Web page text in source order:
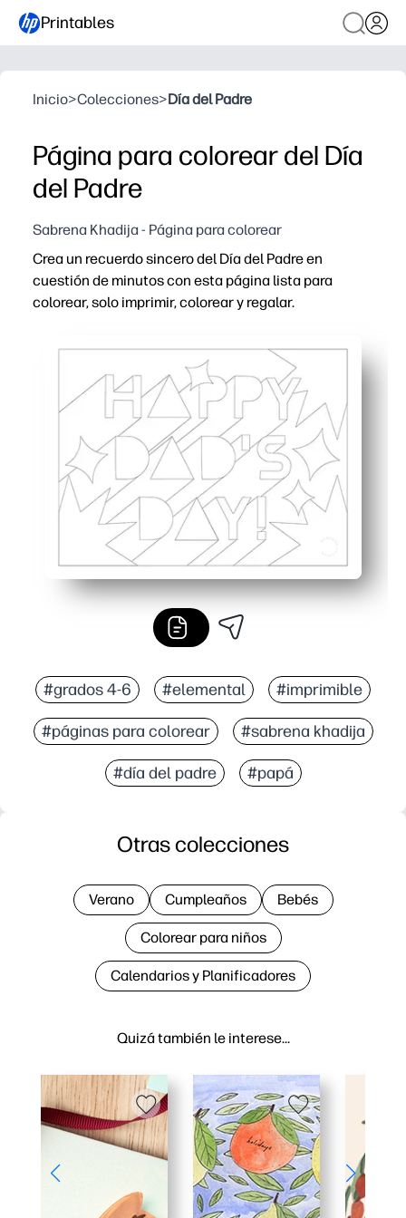
Printables
Inicio>Colecciones>Día del Padre
Página para colorear del Día
del Padre
Sabrena Khadija - Página para colorear
Crea un recuerdo sincero del Día del Padre en
cuestión de minutos con esta página lista para
colorear, solo imprimir, colorear y regalar.
Verdaderamente sin preparación: puede imprimir en
Mantiene a los niños comprometidos: las obras de
Desarrolla habilidades y gratitud: practica el control
Flexible para cualquier entorno: úselo para aulas,
#grados 4-6 #elemental #imprimible
#páginas para colorear #sabrena khadija
#día del padre #papá
Quizá también le interese…
Otras colecciones
Verano Cumpleaños Bebés
Colorear para niños
Calendarios y Planificadores